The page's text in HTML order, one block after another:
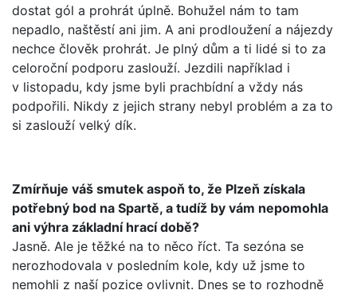
dostat gól a prohrát úplně. Bohužel nám to tam
nepadlo, naštěstí ani jim. A ani prodloužení a nájezdy
nechce člověk prohrát. Je plný dům a ti lidé si to za
celoroční podporu zaslouží. Jezdili například i
v listopadu, kdy jsme byli prachbídní a vždy nás
podpořili. Nikdy z jejich strany nebyl problém a za to
si zaslouží velký dík.
Zmírňuje váš smutek aspoň to, že Plzeň získala
potřebný bod na Spartě, a tudíž by vám nepomohla
ani výhra základní hrací době?
Jasně. Ale je těžké na to něco říct. Ta sezóna se
nerozhodovala v posledním kole, kdy už jsme to
nemohli z naší pozice ovlivnit. Dnes se to rozhodně